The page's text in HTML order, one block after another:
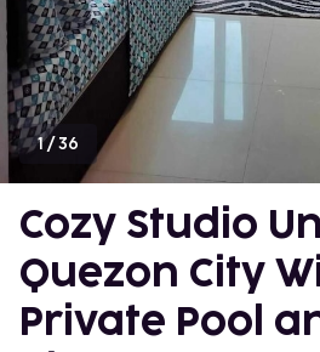
1/36
Cozy Studio
Quezon City
Private Pool